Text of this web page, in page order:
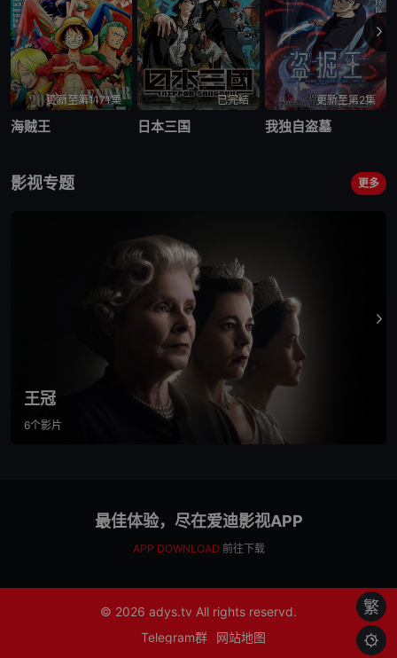
更新至第1171集
海贼王
已完结
日本三国
更新至第2集
我独自盗墓
影视专题 更多
王冠
6个影片
最佳体验，尽在爱迪影视APP
APP DOWNLOAD 前往下载
© 2026 adys.tv All rights reservd.
Telegram群
网站地图
繁
